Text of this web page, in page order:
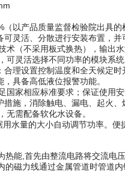
以产品质量监督检验院出具的
灵活、分散进行安装布置，并
术（不采用板式换热），输出
可灵活选择不同功率的模块系
理设置控制温度和全天候定时
具备高低液位报警功能。
国家相应标准要求；保证使用
施，消除触电、漏电、起火、
无需配备软化水设备。
水量的大小自动调节功率。
热能,首先由整流电路将交流电
的磁力线通过金属管道时管道